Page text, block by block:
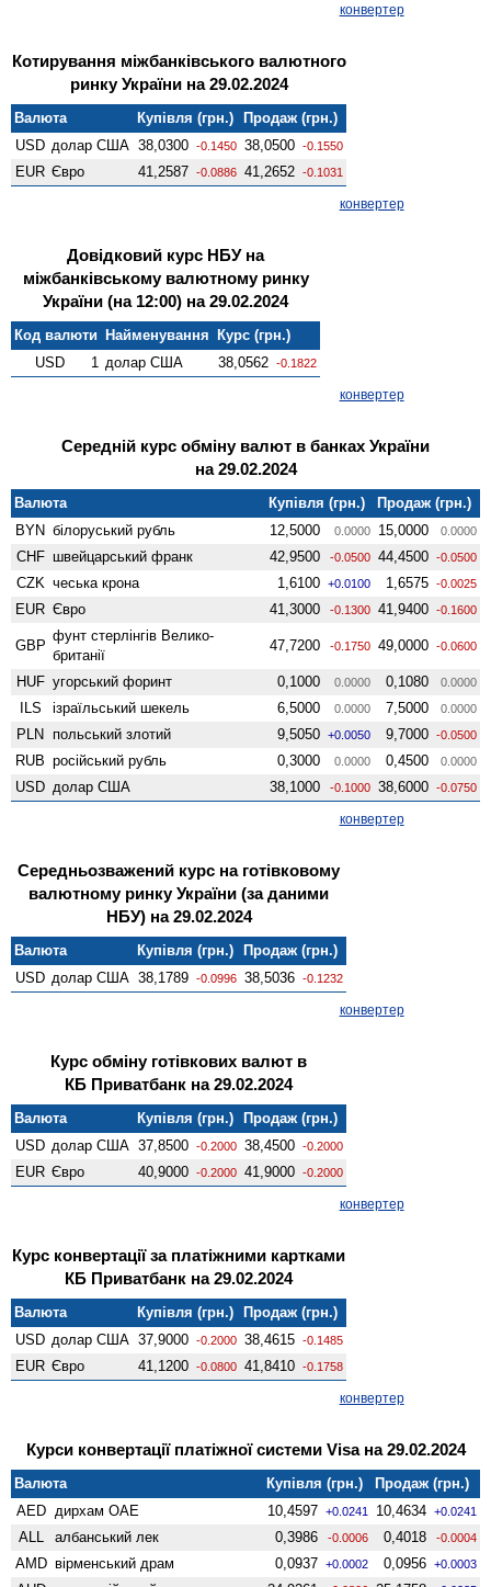
конвертер
Котирування міжбанківського валютного
ринку України на 29.02.2024
Валюта Купівля (грн.)
Продаж (грн.)
USD долар США 38,0300 -0.1450 38,0500 -0.1550
EUR Євро 41,2587 -0.0886 41,2652 -0.1031
конвертер
Довідковий курс НБУ на
міжбанківському валютному ринку
України (на 12:00) на 29.02.2024
Код валюти Найменування Курс (грн.)
USD
1 долар США 38,0562 -0.1822
конвертер
Середній курс обміну валют в банках України
на 29.02.2024
Валюта Купівля (грн.)
Продаж (грн.)
BYN білоруський рубль 12,5000 0.0000 15,0000 0.0000
CHF швейцарський франк 42,9500 -0.0500 44,4500 -0.0500
CZK чеська крона 1,6100 +0.0100 1,6575 -0.0025
EUR Євро 41,3000 -0.1300 41,9400 -0.1600
GBP
фунт стерлінгів Велико­
британії
47,7200 -0.1750 49,0000 -0.0600
HUF угорський форинт 0,1000 0.0000 0,1080 0.0000
ILS ізраїльський шекель 6,5000 0.0000 7,5000 0.0000
PLN польський злотий 9,5050 +0.0050 9,7000 -0.0500
RUB російський рубль 0,3000 0.0000 0,4500 0.0000
USD долар США 38,1000 -0.1000 38,6000 -0.0750
конвертер
Середньозважений курс на готівковому
валютному ринку України (за даними
НБУ) на 29.02.2024
Валюта Купівля (грн.)
Продаж (грн.)
USD долар США 38,1789 -0.0996 38,5036 -0.1232
конвертер
Курс обміну готівкових валют в
КБ Приватбанк на 29.02.2024
Валюта Купівля (грн.)
Продаж (грн.)
USD долар США 37,8500 -0.2000 38,4500 -0.2000
EUR Євро 40,9000 -0.2000 41,9000 -0.2000
конвертер
Курс конвертації за платіжними картками
КБ Приватбанк на 29.02.2024
Валюта Купівля (грн.)
Продаж (грн.)
USD долар США 37,9000 -0.2000 38,4615 -0.1485
EUR Євро 41,1200 -0.0800 41,8410 -0.1758
конвертер
Курси конвертації платіжної системи Visa на 29.02.2024
Валюта Купівля (грн.)
Продаж (грн.)
AED дирхам ОАЕ 10,4597 +0.0241 10,4634 +0.0241
ALL албанський лек 0,3986 -0.0006 0,4018 -0.0004
AMD вiрменський драм 0,0937 +0.0002 0,0956 +0.0003